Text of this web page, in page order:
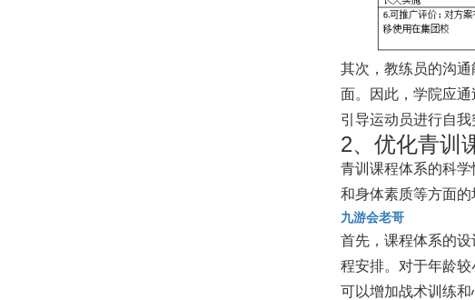
其次，教练员的沟
面。因此，学院应
引导运动员进行自我
2、优化青训
青训课程体系的科
和身体素质等方面
九游会老哥
首先，课程体系的
程安排。对于年龄
可以增加战术训练和